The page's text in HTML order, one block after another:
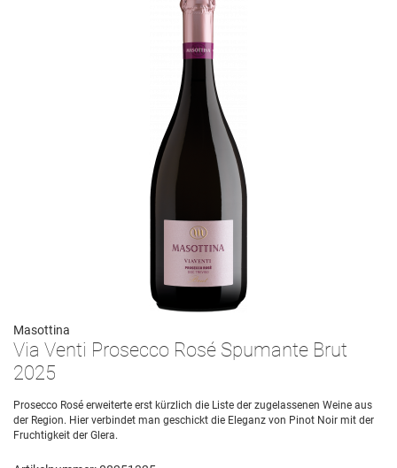
Masottina
Via Venti Prosecco Rosé Spumante Brut
2025
Prosecco Rosé erweiterte erst kürzlich die Liste der zugelassenen Weine aus
der Region. Hier verbindet man geschickt die Eleganz von Pinot Noir mit der
Fruchtigkeit der Glera.